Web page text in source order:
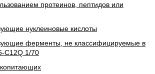
протеинов, пептидов или
нуклеиновые кислоты
ферменты, не классифицируемые в
C12Q 1/70